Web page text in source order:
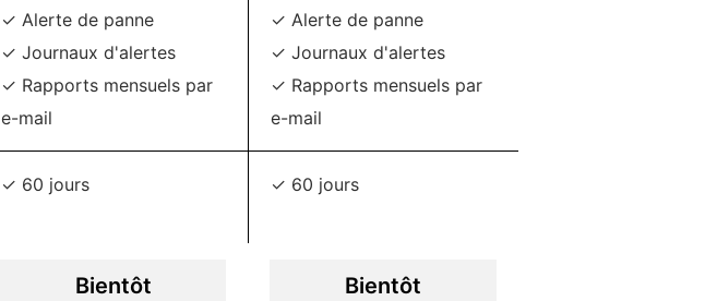
✓ Alerte de panne
✓ Journaux d'alertes
✓ Rapports mensuels par
e-mail
✓ Alerte de panne
✓ Journaux d'alertes
✓ Rapports mensuels par
e-mail
✓ 60 jours ✓ 60 jours
Bientôt
Bientôt